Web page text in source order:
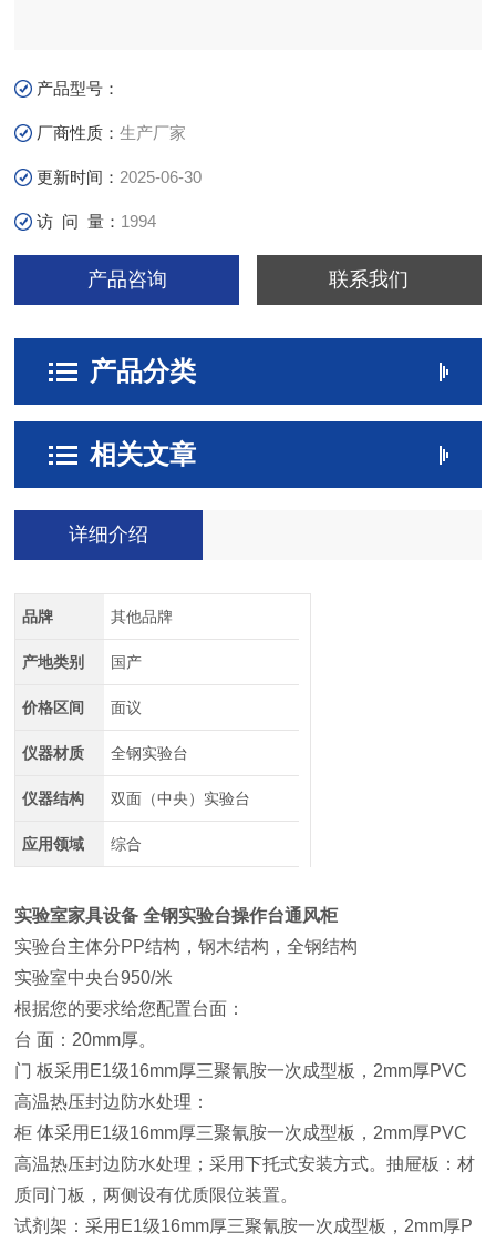
产品型号：
厂商性质：生产厂家
更新时间： 2025-06-30
访 问 量： 1994
产品咨询 联系我们
产品分类
相关文章
详细介绍
品牌 其他品牌
产地类别 国产
价格区间 面议
仪器材质 全钢实验台
仪器结构 双面（中央）实验台
应用领域 综合
实验室家具设备 全钢实验台操作台通风柜
实验台主体分PP结构，钢木结构，全钢结构
实验室中央台950/米
根据您的要求给您配置台面：
台 面：20mm厚。
门 板采用E1级16mm厚三聚氰胺一次成型板，2mm厚PVC
高温热压封边防水处理：
柜 体采用E1级16mm厚三聚氰胺一次成型板，2mm厚PVC
高温热压封边防水处理；采用下托式安装方式。抽屉板：材
质同门板，两侧设有优质限位装置。
试剂架：采用E1级16mm厚三聚氰胺一次成型板，2mm厚P